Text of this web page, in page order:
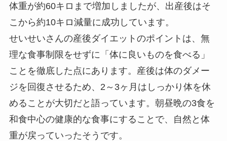
体重が約60キロまで増加しましたが、出産後はそ
こから約10キロ減量に成功しています。
せいせいさんの産後ダイエットのポイントは、無
理な食事制限をせずに「体に良いものを食べる」
ことを徹底した点にあります。産後は体のダメー
ジを回復させるため、2～3ヶ月はしっかり体を休
めることが大切だと語っています。朝昼晩の3食を
和食中心の健康的な食事にすることで、自然と体
重が戻っていったそうです。